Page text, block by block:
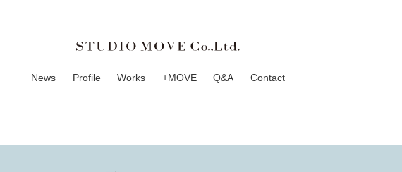
News Profile Works +MOVE Q&A Contact